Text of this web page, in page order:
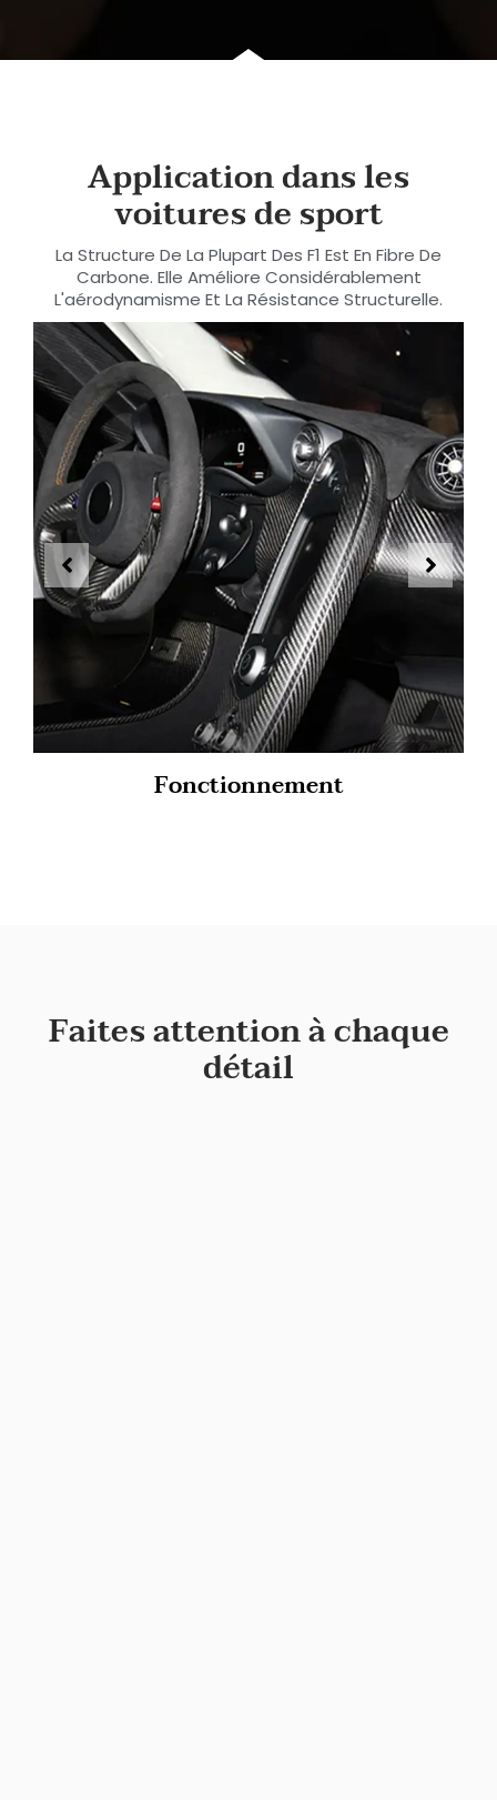
Application dans les
voitures de sport
La Structure De La Plupart Des F1 Est En Fibre De
Carbone. Elle Améliore Considérablement
L'aérodynamisme Et La Résistance Structurelle.
Fonctionnement
Faites attention à chaque
détail